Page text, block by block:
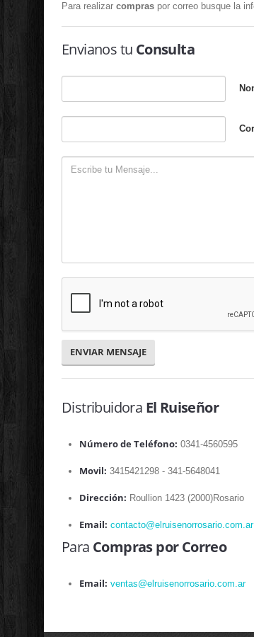
Para realizar compras por correo busque la
Envianos tu Consulta
ENVIAR MENSAJE
Distribuidora El Ruiseñor
Número de Teléfono: 0341-4560595
Movil: 3415421298 - 341-5648041
Dirección: Roullion 1423 (2000)Rosario
Email: contacto@elruisenorrosario.com.ar
Para Compras por Correo
Email: ventas@elruisenorrosario.com.ar